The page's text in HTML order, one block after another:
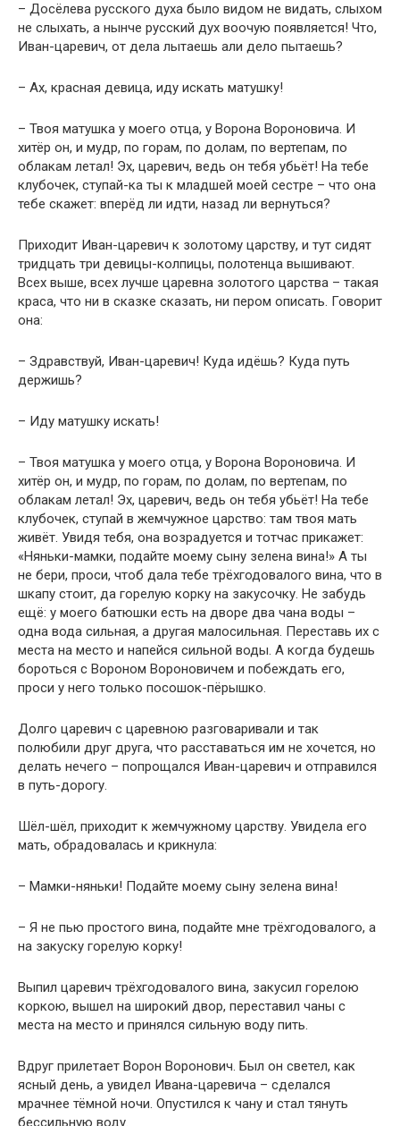
– Досёлева русского духа было видом не видать, слыхом
не слыхать, а нынче русский дух воочую появляется! Что,
Иван-царевич, от дела лытаешь али дело пытаешь?
– Ах, красная девица, иду искать матушку!
– Твоя матушка у моего отца, у Ворона Вороновича. И
хитёр он, и мудр, по горам, по долам, по вертепам, по
облакам летал! Эх, царевич, ведь он тебя убьёт! На тебе
клубочек, ступай-ка ты к младшей моей сестре – что она
тебе скажет: вперёд ли идти, назад ли вернуться?
Приходит Иван-царевич к золотому царству, и тут сидят
тридцать три девицы-колпицы, полотенца вышивают.
Всех выше, всех лучше царевна золотого царства – такая
краса, что ни в сказке сказать, ни пером описать. Говорит
она:
– Здравствуй, Иван-царевич! Куда идёшь? Куда путь
держишь?
– Иду матушку искать!
– Твоя матушка у моего отца, у Ворона Вороновича. И
хитёр он, и мудр, по горам, по долам, по вертепам, по
облакам летал! Эх, царевич, ведь он тебя убьёт! На тебе
клубочек, ступай в жемчужное царство: там твоя мать
живёт. Увидя тебя, она возрадуется и тотчас прикажет:
«Няньки-мамки, подайте моему сыну зелена вина!» А ты
не бери, проси, чтоб дала тебе трёхгодовалого вина, что в
шкапу стоит, да горелую корку на закусочку. Не забудь
ещё: у моего батюшки есть на дворе два чана воды –
одна вода сильная, а другая малосильная. Переставь их с
места на место и напейся сильной воды. А когда будешь
бороться с Вороном Вороновичем и побеждать его,
проси у него только посошок-пёрышко.
Долго царевич с царевною разговаривали и так
полюбили друг друга, что расставаться им не хочется, но
делать нечего – попрощался Иван-царевич и отправился
в путь-дорогу.
Шёл-шёл, приходит к жемчужному царству. Увидела его
мать, обрадовалась и крикнула:
– Мамки-няньки! Подайте моему сыну зелена вина!
– Я не пью простого вина, подайте мне трёхгодовалого, а
на закуску горелую корку!
Выпил царевич трёхгодовалого вина, закусил горелою
коркою, вышел на широкий двор, переставил чаны с
места на место и принялся сильную воду пить.
Вдруг прилетает Ворон Воронович. Был он светел, как
ясный день, а увидел Ивана-царевича – сделался
мрачнее тёмной ночи. Опустился к чану и стал тянуть
бессильную воду.